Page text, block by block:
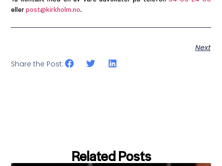
ellerpost@kirkholm.no.
Next
Share the Post:
Related Posts